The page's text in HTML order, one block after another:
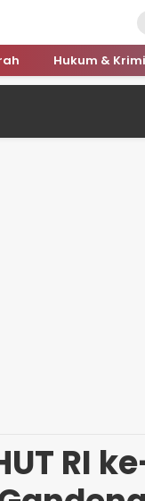
Hukum &
RI